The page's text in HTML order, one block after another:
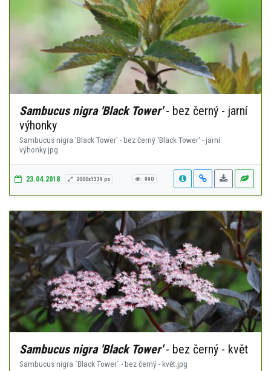
Sambucus nigra 'Black Tower'- bez černý - jarní
výhonky
Sambucus nigra 'Black Tower' - bez černý 'Black Tower' - jarní
výhonky.jpg
23.04.2018 2000x1339 px 990
Sambucus nigra 'Black Tower'- bez černý - květ
Sambucus nigra ´Black Tower´ - bez černý - květ.jpg